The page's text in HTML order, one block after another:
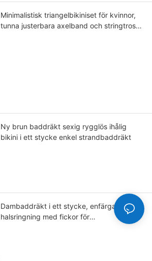
Minimalistisk triangelbikiniset för kvinnor,
tunna justerbara axelband och stringtrosa
Ny brun baddräkt sexig rygglös ihålig
bikini i ett stycke enkel strandbaddräkt
Dambaddräkt i ett stycke, enfärgad, rund
halsringning med fickor för